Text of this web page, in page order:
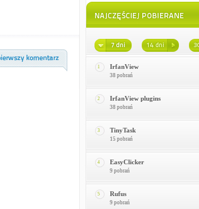
1 IrfanView
38 pobrań
2 IrfanView plugins
38 pobrań
3 TinyTask
15 pobrań
4 EasyClicker
9 pobrań
5 Rufus
9 pobrań